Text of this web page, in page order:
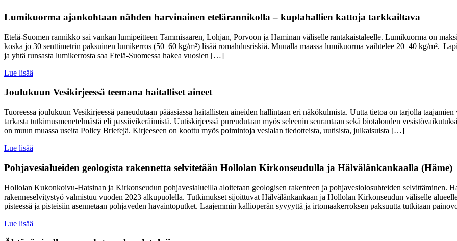
Lumikuorma ajankohtaan nähden harvinainen etelärannikolla – kuplahallien kattoja tarkkailtava
Etelä-Suomen rannikko sai vankan lumipeitteen Tammisaaren, Lohjan, Porvoon ja Haminan väliselle rantakaistaleelle. Lumikuorma on
koska jo 30 senttimetrin paksuinen lumikerros (50–60 kg/m²) lisää romahdusriskiä. Muualla maassa lumikuorma vaihtelee 20–40 kg/m².
ja yhtä runsasta lumikerrosta saa Etelä-Suomessa hakea vuosien […]
Lue lisää
Joulukuun Vesikirjeessä teemana haitalliset aineet
Tuoreessa joulukuun Vesikirjeessä paneudutaan pääasiassa haitallisten aineiden hallintaan eri näkökulmista. Uutta tietoa on tarjolla
tarkasta tutkimusmenetelmästä eli passiivikeräimistä. Uutiskirjeessä pureudutaan myös seleenin seurantaan sekä biotalouden
on muun muassa useita Policy Briefejä. Kirjeeseen on koottu myös poimintoja vesialan tiedotteista, uutisista, julkaisuista […]
Lue lisää
Pohjavesialueiden geologista rakennetta selvitetään Hollolan Kirkonseudulla ja Hälvälänkankaalla (Häme)
Hollolan Kukonkoivu-Hatsinan ja Kirkonseudun pohjavesialueilla aloitetaan geologisen rakenteen ja pohjavesiolosuhteiden selvittäminen.
rakenneselvitystyö valmistuu vuoden 2023 alkupuolella. Tutkimukset sijoittuvat Hälvälänkankaan ja Hollolan Kirkonseudun väliselle
pisteessä ja pisteisiin asennetaan pohjaveden havaintoputket. Laajemmin kallioperän syvyyttä ja irtomaakerroksen paksuutta tutkitaan
Lue lisää